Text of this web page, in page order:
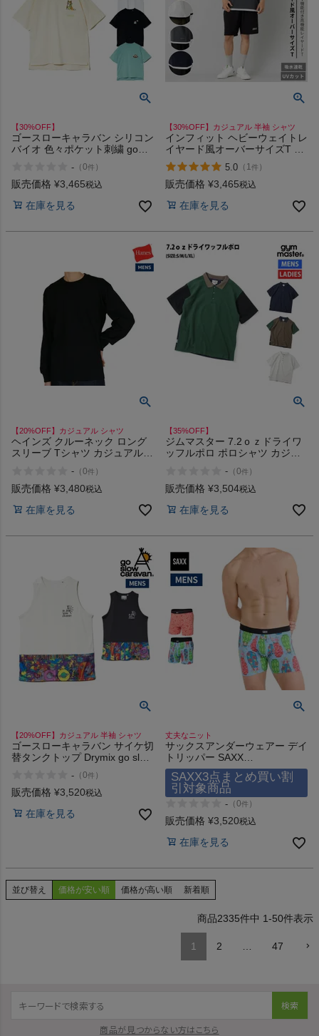
【30%OFF】
ゴースローキャラバン シリコン
バイオ 色々ポケット刺繍 go
レット セール- （0件 ）
販売価格 ¥3,465税込
在庫を見る
【30%OFF】カジュアル 半袖 シャツ
インフィット ヘビーウェイトレ
イヤード風オーバーサイズT T
シャツ カジュアル 半袖 シャツ
UVカット 紫外線対策 吸汗速乾
父の日ギフト プレゼント INFIT
5.0 （ 1件 ）
販売価格 ¥3,465税込
在庫を見る
【20%OFF】カジュアル シャツ
ヘインズ クルーネック ロング
スリーブ Tシャツ カジュアル
T プルオーバー Hanes T-
SHIRTS KURO 1P
- （0件 ）
販売価格 ¥3,480税込
在庫を見る
【35%OFF】
ジムマスター 7.2ｏｚドライワ
ッフルポロ ポロシャツ カジュ
レット セール- （0件 ）
販売価格 ¥3,504税込
在庫を見る
【20%OFF】カジュアル 半袖 シャツ
ゴースローキャラバン サイケ切
替タンクトップ Drymix go slow
- （0件 ）
販売価格 ¥3,520税込
在庫を見る
丈夫なニット
サックスアンダーウェアー デイ
トリッパー SAXX
UNDERWEAR DAYTRIPPER
BOXER BRIEF FLY
SAXX3点まとめ買い割
引対象商品
- （0件 ）
販売価格 ¥3,520税込
在庫を見る
並び替え 価格が安い順 価格が高い順 新着順
2335件中 1-50件表示
1 2 … 47
検索
商品が見つからない方はこちら